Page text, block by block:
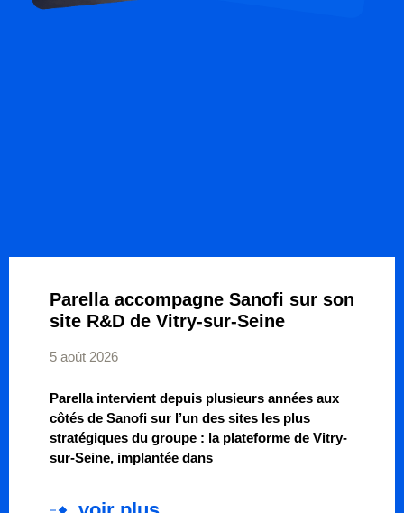
Parella accompagne Sanofi sur son
site R&D de Vitry-sur-Seine
5 août 2026
Parella intervient depuis plusieurs années aux
côtés de Sanofi sur l’un des sites les plus
stratégiques du groupe : la plateforme de Vitry-
sur-Seine, implantée dans